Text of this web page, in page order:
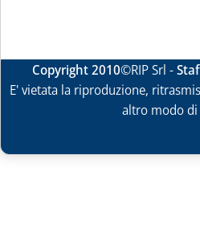
Copyright 2010©RIP Srl -
E' vietata la riproduzione,
altro modo di